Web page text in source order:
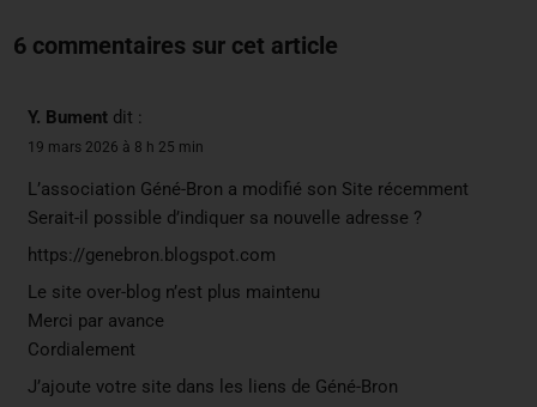
6 commentaires sur cet article
Y. Bument dit :
19 mars 2026 à 8 h 25 min
L’association Géné-Bron a modifié son Site récemment
Serait-il possible d’indiquer sa nouvelle adresse ?
https://genebron.blogspot.com
Le site over-blog n’est plus maintenu
Merci par avance
Cordialement
J’ajoute votre site dans les liens de Géné-Bron